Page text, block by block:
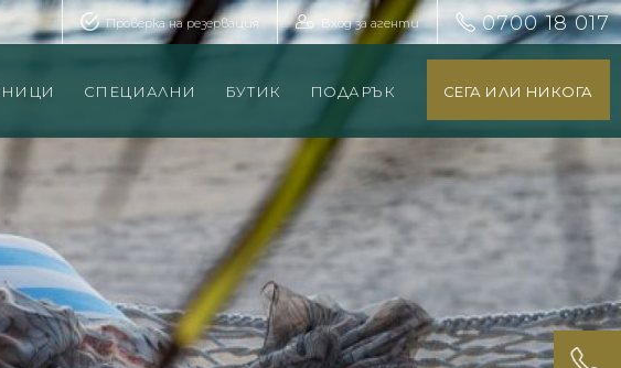
0700 18 017
Вход за агенти
Проверка на резервация
СЕГА ИЛИ НИКОГА
СПЕЦИАЛНИ БУТИК ПОДАРЪК